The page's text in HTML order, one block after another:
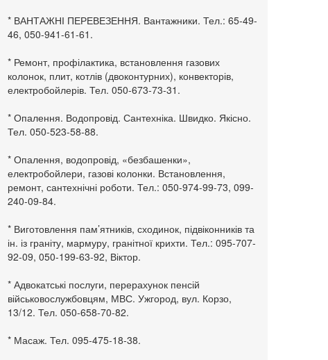
* ВАНТАЖНІ ПЕРЕВЕЗЕННЯ. Вантажники. Тел.: 65-49-
46, 050-941-61-61.
* Ремонт, профілактика, встановлення газових
колонок, плит, котлів (двоконтурних), конвекторів,
електробойлерів. Тел. 050-673-73-31.
* Опалення. Водопровід. Сантехніка. Швидко. Якісно.
Тел. 050-523-58-88.
* Опалення, водопровід, «безбашенки»,
електробойлери, газові колонки. Встановлення,
ремонт, сантехнічні роботи. Тел.: 050-974-99-73, 099-
240-09-84.
* Виготовлення пам’ятників, сходинок, підвіконників та
ін. із граніту, мармуру, гранітної крихти. Тел.: 095-707-
92-09, 050-199-63-92, Віктор.
* Адвокатські послуги, перерахунок пенсій
військовослужбовцям, МВС. Ужгород, вул. Корзо,
13/12. Тел. 050-658-70-82.
* Масаж. Тел. 095-475-18-38.